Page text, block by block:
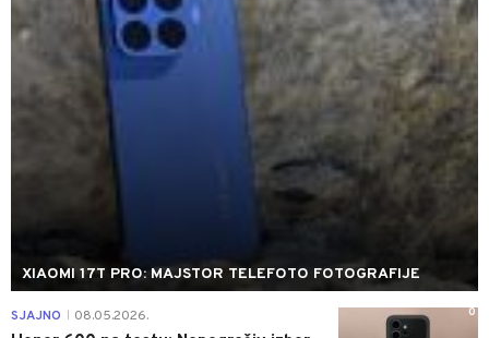
XIAOMI 17T PRO: MAJSTOR TELEFOTO FOTOGRAFIJE
0
SJAJNO 08.05.2026.